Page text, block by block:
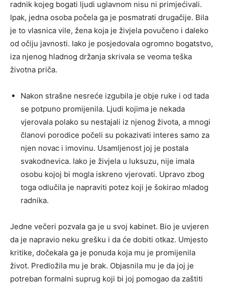
radnik kojeg bogati ljudi uglavnom nisu ni primjećivali.
Ipak, jedna osoba počela ga je posmatrati drugačije. Bila
je to vlasnica vile, žena koja je živjela povučeno i daleko
od očiju javnosti. Iako je posjedovala ogromno bogatstvo,
iza njenog hladnog držanja skrivala se veoma teška
životna priča.
Nakon strašne nesreće izgubila je obje ruke i od tada
se potpuno promijenila. Ljudi kojima je nekada
vjerovala polako su nestajali iz njenog života, a mnogi
članovi porodice počeli su pokazivati interes samo za
njen novac i imovinu. Usamljenost joj je postala
svakodnevica. Iako je živjela u luksuzu, nije imala
osobu kojoj bi mogla iskreno vjerovati. Upravo zbog
toga odlučila je napraviti potez koji je šokirao mladog
radnika.
Jedne večeri pozvala ga je u svoj kabinet. Bio je uvjeren
da je napravio neku grešku i da će dobiti otkaz. Umjesto
kritike, dočekala ga je ponuda koja mu je promijenila
život. Predložila mu je brak. Objasnila mu je da joj je
potreban formalni suprug koji bi joj pomogao da zaštiti